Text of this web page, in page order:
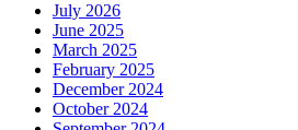
July 2026
June 2025
March 2025
February 2025
December 2024
October 2024